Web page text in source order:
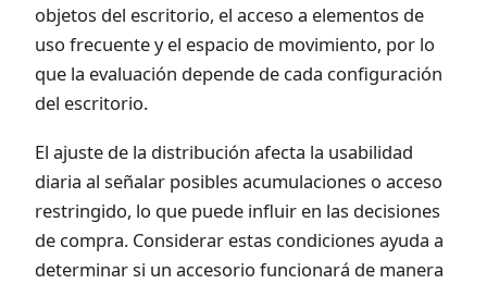
objetos del escritorio, el acceso a elementos de
uso frecuente y el espacio de movimiento, por lo
que la evaluación depende de cada configuración
del escritorio.
El ajuste de la distribución afecta la usabilidad
diaria al señalar posibles acumulaciones o acceso
restringido, lo que puede influir en las decisiones
de compra. Considerar estas condiciones ayuda a
determinar si un accesorio funcionará de manera